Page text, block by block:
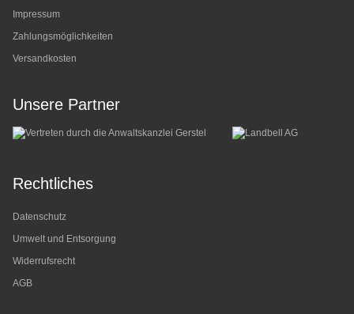
Impressum
Zahlungsmöglichkeiten
Versandkosten
Unsere Partner
Rechtliches
Datenschutz
Umwelt und Entsorgung
Widerrufsrecht
AGB